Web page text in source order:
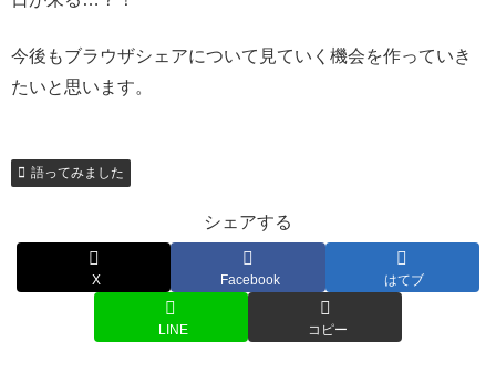
今後もブラウザシェアについて見ていく機会を作っていき
たいと思います。
語ってみました
シェアする
X Facebook はてブ
LINE コピー